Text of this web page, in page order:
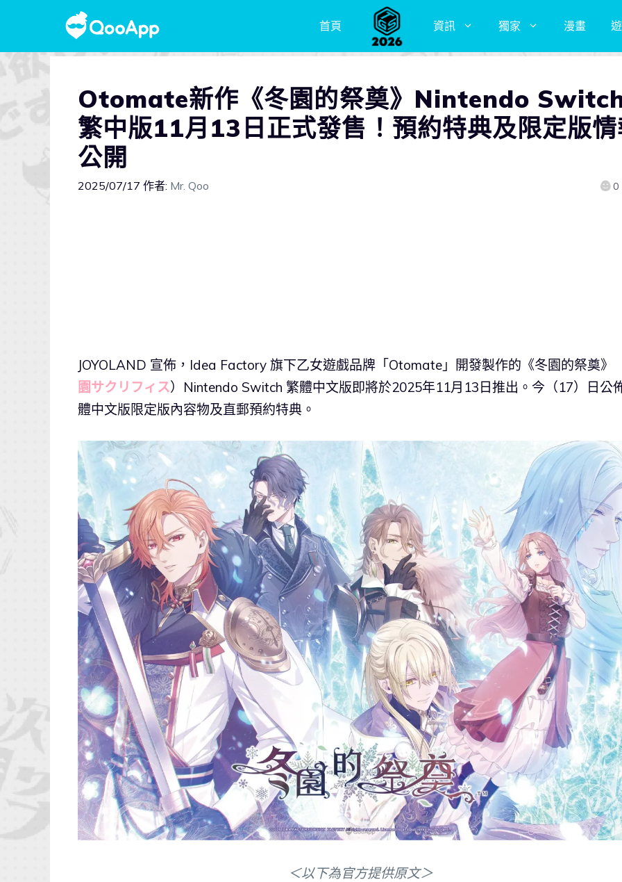
首頁 資訊 獨家 漫畫
Otomate新作《冬園的祭奠》Nintendo
繁中版11月13日正式發售！預約特典及限定版
公開
2025/07/17 作者: Mr. Qoo 0
JOYOLAND 宣佈，Idea Factory 旗下乙女遊戲品牌「Otomate」開發製作的《冬園的祭奠》
園サクリフィス）Nintendo Switch 繁體中文版即將於2025年11月13日推出。今（17）日公
體中文版限定版內容物及直郵預約特典。
＜以下為官方提供原文＞